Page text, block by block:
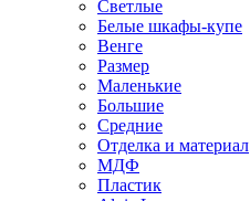
Светлые
Белые шкафы-купе
Венге
Размер
Маленькие
Большие
Средние
Отделка и материал
МДФ
Пластик